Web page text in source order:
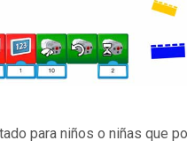
para niños o niñas que